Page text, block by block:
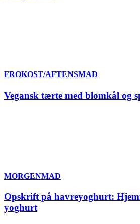
FROKOST/AFTENSMAD
Vegansk tærte med blomkål og
MORGENMAD
Opskrift på havreyoghurt:
yoghurt